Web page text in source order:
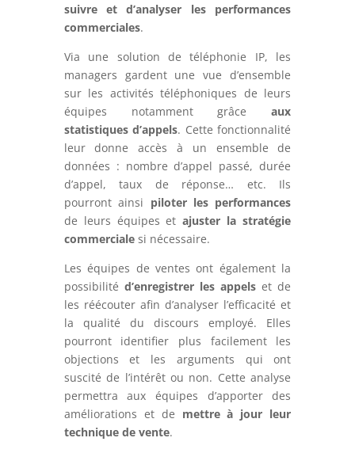
suivre et d’analyser les performances
commerciales.
Via une solution de téléphonie IP, les
managers gardent une vue d’ensemble
sur les activités téléphoniques de leurs
équipes notamment grâceaux
statistiques d’appels. Cette fonctionnalité
leur donne accès à un ensemble de
données : nombre d’appel passé, durée
d’appel, taux de réponse… etc. Ils
pourront ainsi piloter les performances
de leurs équipes etajuster la stratégie
commercialesi nécessaire.
Les équipes de ventes ont également la
possibilité d’enregistrer les appels et de
les réécouter afin d’analyser l’efficacité et
la qualité du discours employé. Elles
pourront identifier plus facilement les
objections et les arguments qui ont
suscité de l’intérêt ou non. Cette analyse
permettra aux équipes d’apporter des
améliorations et de mettre à jour leur
technique de vente.